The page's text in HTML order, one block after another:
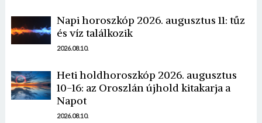
Napi horoszkóp 2026. augusztus 11: tűz
és víz találkozik
2026.08.10.
Heti holdhoroszkóp 2026. augusztus
10-16: az Oroszlán újhold kitakarja a
Napot
2026.08.10.
Borsonline bejelentkezés
E-mail cím vagy felhasználónév